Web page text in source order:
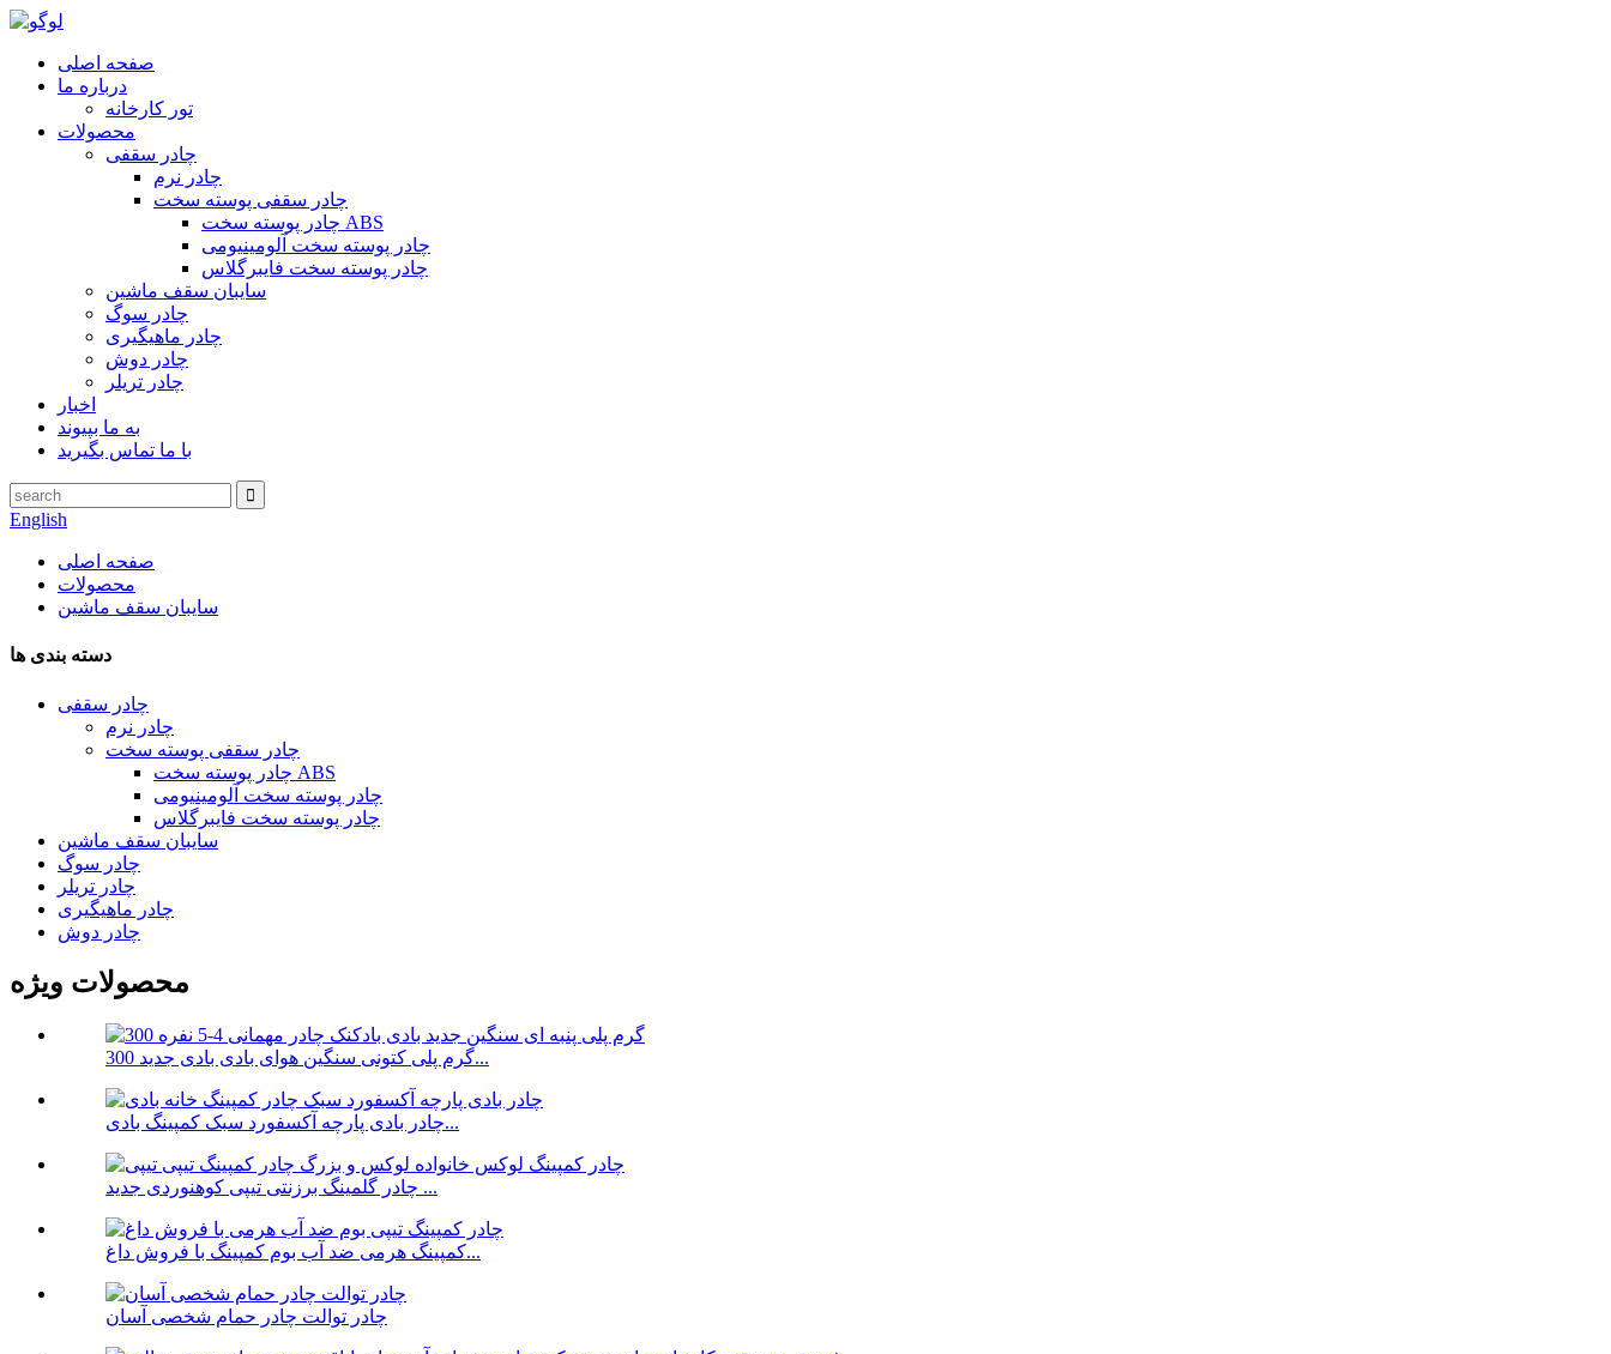
صفحه اصلی
درباره ما
تور کارخانه
محصولات
چادر سقفی
چادر نرم
چادر سقفی پوسته سخت
چادر پوسته سخت ABS
چادر پوسته سخت آلومینیومی
چادر پوسته سخت فایبرگلاس
سایبان سقف ماشین
چادر سوگ
چادر ماهیگیری
چادر دوش
چادر تریلر
اخبار
به ما بپیوند
با ما تماس بگیرید
English
صفحه اصلی
محصولات
سایبان سقف ماشین
دسته بندی ها
چادر سقفی
چادر نرم
چادر سقفی پوسته سخت
چادر پوسته سخت ABS
چادر پوسته سخت آلومینیومی
چادر پوسته سخت فایبرگلاس
سایبان سقف ماشین
چادر سوگ
چادر تریلر
چادر ماهیگیری
چادر دوش
محصولات ویژه
300 گرم پلی کتونی سنگین هوای بادی بادی جدید...
چادر بادی پارچه آکسفورد سبک کمپینگ بادی...
چادر گلمینگ برزنتی تیپی کوهنوردی جدید ...
کمپینگ هرمی ضد آب بوم کمپینگ با فروش داغ...
چادر توالت چادر حمام شخصی آسان